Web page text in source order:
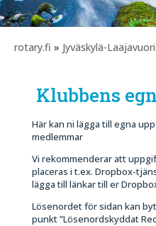
rotary.fi » Jyväskylä-Laajavuori
Klubbens
Här kan ni lägga till egna
medlemmar
Vi rekommenderar att
placeras i t.ex. Dropbox-
lägga till länkar till er
Lösenordet för sidan kan
punkt ”Lösenordskyddat